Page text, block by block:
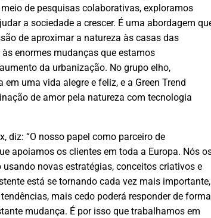
de pesquisas colaborativas, exploramos
a sociedade a crescer. É uma abordagem
de aproximar a natureza às casas das
enormes mudanças que estamos
da urbanização. No grupo elho,
uma vida alegre e feliz, e a Green Trend
de amor pela natureza com tecnologia
diz: “O nosso papel como parceiro de
apoiamos os clientes em toda a Europa. Nós
novas estratégias, conceitos criativos e
está se tornando cada vez mais
mais cedo poderá responder de forma
mudança. É por isso que trabalhamos em